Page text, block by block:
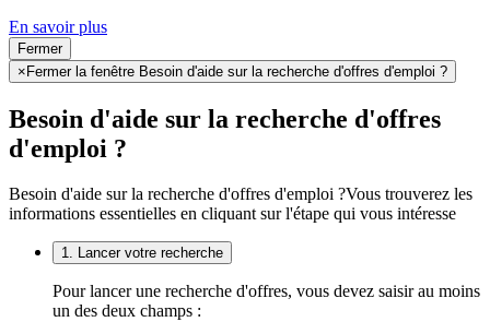
En savoir plus
Fermer
×Fermer la fenêtre Besoin d'aide sur la recherche d'offres d'emploi ?
Besoin d'aide sur la recherche d'offres
d'emploi ?
Besoin d'aide sur la recherche d'offres d'emploi ?Vous trouverez les
informations essentielles en cliquant sur l'étape qui vous intéresse
1. Lancer votre recherche
Pour lancer une recherche d'offres, vous devez saisir au moins
un des deux champs :